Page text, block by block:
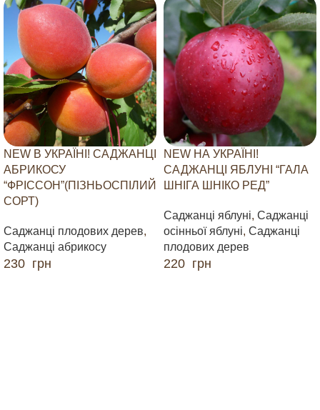
NEW В УКРАЇНІ! САДЖАНЦІ
АБРИКОСУ
“ФРІССОН”(ПІЗНЬОСПІЛИЙ
СОРТ)
Саджанці плодових дерев,
Саджанці абрикосу
230 грн
NEW НА УКРАЇНІ!
САДЖАНЦІ ЯБЛУНІ “ГАЛА
ШНІГА ШНІКО РЕД”
Саджанці яблуні, Саджанці
осінньої яблуні, Саджанці
плодових дерев
220 грн